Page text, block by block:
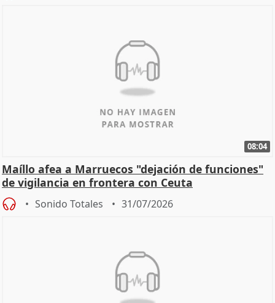
08:04
Maíllo afea a Marruecos "dejación de funciones"
de vigilancia en frontera con Ceuta
Sonido Totales 31/07/2026